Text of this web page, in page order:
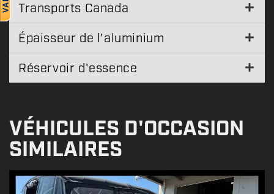
Transports Canada
Épaisseur de l'aluminium
Réservoir d'essence
VÉHICULES D'OCCASION
SIMILAIRES